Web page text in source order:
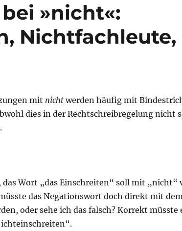
»nicht«:
Nichtfachleute,
mit nichtwerden häufig mit
dies in der Rechtschreibregelung nicht
Wort „das Einschreiten“ soll mit „nicht“
das Negationswort doch direkt mit
oder sehe ich das falsch? Korrekt müsste